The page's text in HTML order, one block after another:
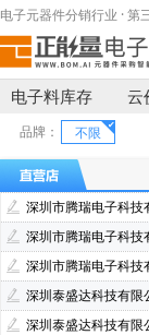
电子元器件分销行业 · 第
电子料库存 云
品牌： 不限
UniOhm(厚
AMD(超微
Fujitsu(富士
SkyHigh
Hirose(广濑
深圳市腾瑞电子科技
深圳市腾瑞电子科技
深圳市腾瑞电子科技
深圳泰盛达科技有限
深圳泰盛达科技有限